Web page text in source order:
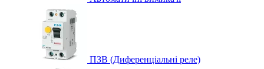
ПЗВ (Диференціальні реле)